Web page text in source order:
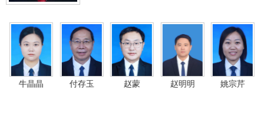
牛晶晶 付存玉 赵蒙 赵明明 姚宗芹